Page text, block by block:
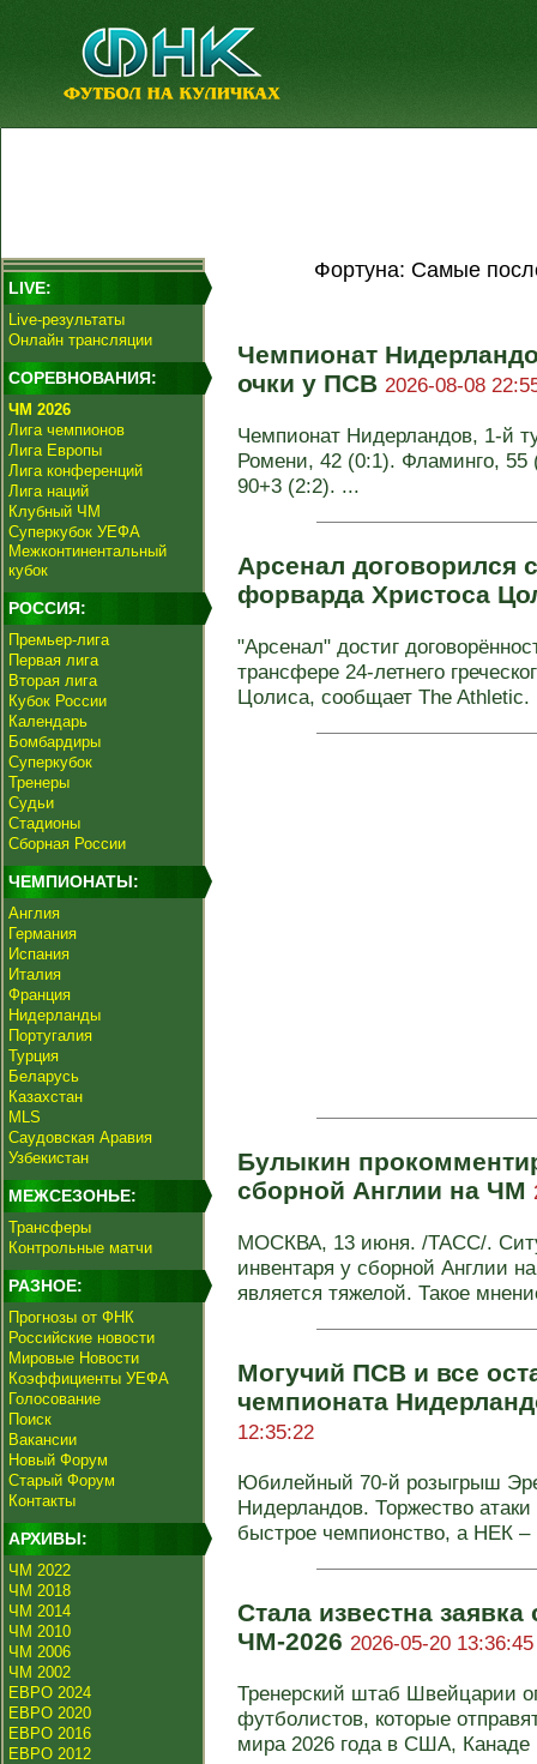
LIVE:
Live-результаты
Онлайн трансляции
СОРЕВНОВАНИЯ:
ЧМ 2026
Лига чемпионов
Лига Европы
Лига конференций
Лига наций
Клубный ЧМ
Суперкубок УЕФА
Межконтинентальный
кубок
РОССИЯ:
Премьер-лига
Первая лига
Вторая лига
Кубок России
Календарь
Бомбардиры
Суперкубок
Тренеры
Судьи
Стадионы
Сборная России
ЧЕМПИОНАТЫ:
Англия
Германия
Испания
Италия
Франция
Нидерланды
Португалия
Турция
Беларусь
Казахстан
MLS
Саудовская Аравия
Узбекистан
МЕЖСЕЗОНЬЕ:
Трансферы
Контрольные матчи
РАЗНОЕ:
Прогнозы от ФНК
Российские новости
Мировые Новости
Коэффициенты УЕФА
Голосование
Поиск
Вакансии
Новый Форум
Старый Форум
Контакты
АРХИВЫ:
ЧМ 2022
ЧМ 2018
ЧМ 2014
ЧМ 2010
ЧМ 2006
ЧМ 2002
ЕВРО 2024
ЕВРО 2020
ЕВРО 2016
ЕВРО 2012
Фортуна: Самые
Чемпионат
очки у ПСВ 2026-08-08
Чемпионат Нидерландов, 1-й
Ромени, 42 (0:1). Фламинго,
90+3 (2:2). ...
Арсенал договорился
форварда Христоса
"Арсенал" достиг
трансфере 24-летнего
Цолиса, сообщает The
Булыкин
сборной Англии на ЧМ
МОСКВА, 13 июня. /ТАСС/.
инвентаря у сборной Англии
является тяжелой. Такое
Могучий ПСВ и все
чемпионата
12:35:22
Юбилейный 70-й розыгрыш
Нидерландов. Торжество
быстрое чемпионство, а НЕК –
Стала известна
ЧМ-2026 2026-05-20 13:36:45
Тренерский штаб Швейцарии
футболистов, которые
мира 2026 года в США, Канаде